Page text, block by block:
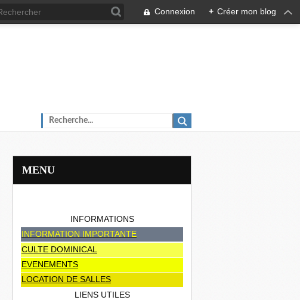
Connexion + Créer mon blog
MENU
INFORMATIONS
INFORMATION IMPORTANTE
CULTE DOMINICAL
EVENEMENTS
LOCATION DE SALLES
LIENS UTILES